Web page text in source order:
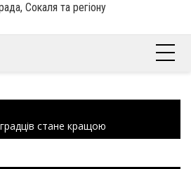
Сокаля та регіону
стане кращою